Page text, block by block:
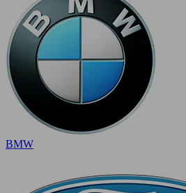
BMW